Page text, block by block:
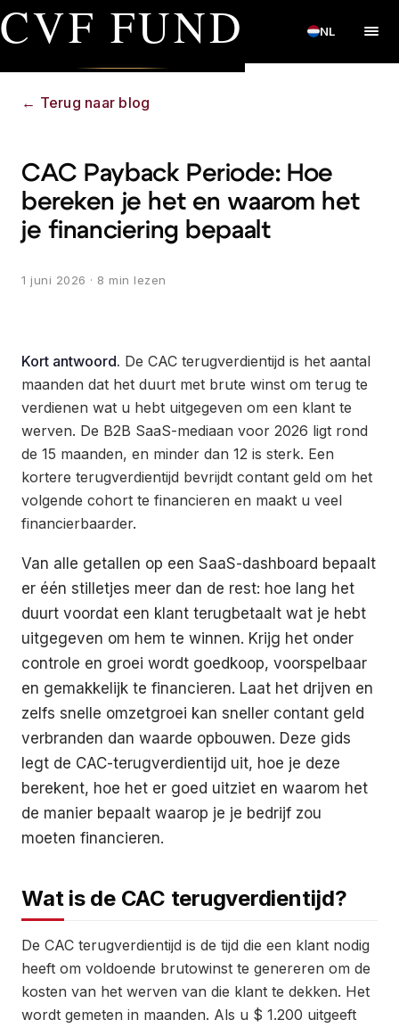
CVF FUND NL
← Terug naar blog
CAC Payback Periode: Hoe
bereken je het en waarom het
je financiering bepaalt
1 juni 2026 · 8 min lezen
Kort antwoord. De CAC terugverdientijd is het aantal
maanden dat het duurt met brute winst om terug te
verdienen wat u hebt uitgegeven om een klant te
werven. De B2B SaaS-mediaan voor 2026 ligt rond
de 15 maanden, en minder dan 12 is sterk. Een
kortere terugverdientijd bevrijdt contant geld om het
volgende cohort te financieren en maakt u veel
financierbaarder.
Van alle getallen op een SaaS-dashboard bepaalt
er één stilletjes meer dan de rest: hoe lang het
duurt voordat een klant terugbetaalt wat je hebt
uitgegeven om hem te winnen. Krijg het onder
controle en groei wordt goedkoop, voorspelbaar
en gemakkelijk te financieren. Laat het drijven en
zelfs snelle omzetgroei kan sneller contant geld
verbranden dan waarde opbouwen. Deze gids
legt de CAC-terugverdientijd uit, hoe je deze
berekent, hoe het er goed uitziet en waarom het
de manier bepaalt waarop je je bedrijf zou
moeten financieren.
Wat is de CAC terugverdientijd?
De CAC terugverdientijd is de tijd die een klant nodig
heeft om voldoende brutowinst te genereren om de
kosten van het werven van die klant te dekken. Het
wordt gemeten in maanden. Als u $ 1.200 uitgeeft